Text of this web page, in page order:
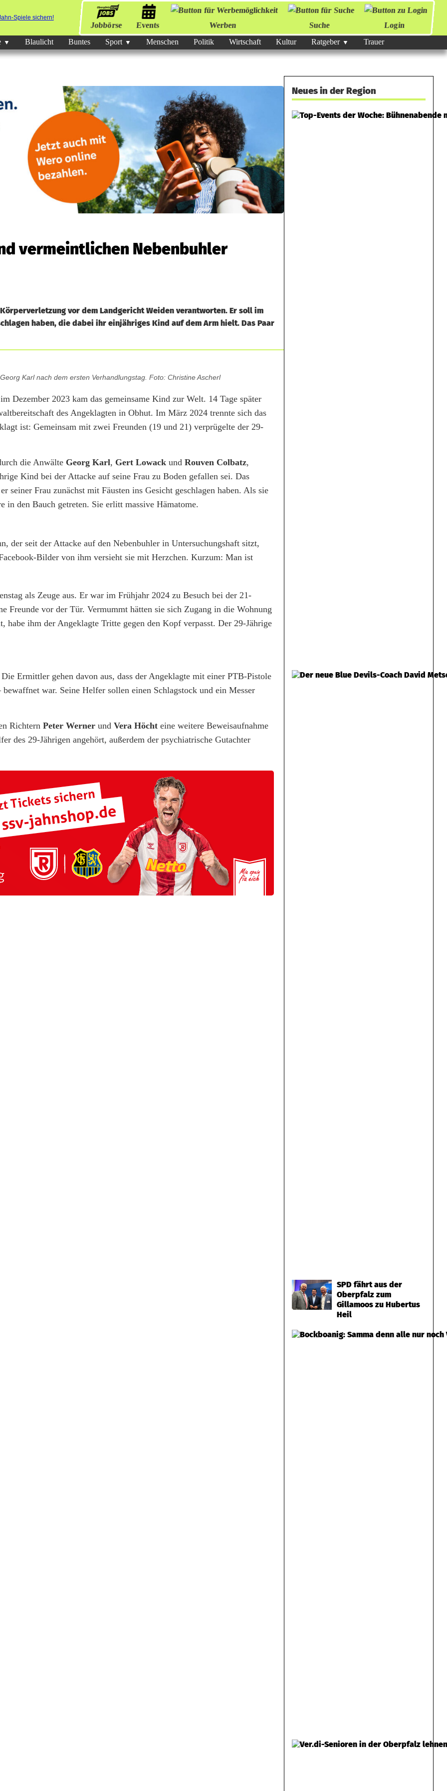
Jobbörse Events Werben Suche
Login
Blaulicht Buntes Sport Menschen Politik Wirtschaft Kultur Ratgeber Trauer
vermeintlichen Nebenbuhler
vor dem Landgericht Weiden verantworten. Er soll im
haben, die dabei ihr einjähriges Kind auf dem Arm hielt. Das Paar
Karl nach dem ersten Verhandlungstag. Foto: Christine Ascherl
Dezember 2023 kam das gemeinsame Kind zur Welt. 14 Tage später
des Angeklagten in Obhut. Im März 2024 trennte sich das
ist: Gemeinsam mit zwei Freunden (19 und 21) verprügelte der 29-
die Anwälte Georg Karl, Gert Lowack und Rouven Colbatz,
Kind bei der Attacke auf seine Frau zu Boden gefallen sei. Das
Frau zunächst mit Fäusten ins Gesicht geschlagen haben. Als sie
in den Bauch getreten. Sie erlitt massive Hämatome.
der seit der Attacke auf den Nebenbuhler in Untersuchungshaft sitzt,
Bilder von ihm versieht sie mit Herzchen. Kurzum: Man ist
als Zeuge aus. Er war im Frühjahr 2024 zu Besuch bei der 21-
Freunde vor der Tür. Vermummt hätten sie sich Zugang in die Wohnung
habe ihm der Angeklagte Tritte gegen den Kopf verpasst. Der 29-Jährige
Ermittler gehen davon aus, dass der Angeklagte mit einer PTB-Pistole
bewaffnet war. Seine Helfer sollen einen Schlagstock und ein Messer
Richtern Peter Werner und Vera Höcht eine weitere Beweisaufnahme
des 29-Jährigen angehört, außerdem der psychiatrische Gutachter
Neues in der Region
SPD fährt aus der
Oberpfalz zum
Gillamoos zu Hubertus
Heil